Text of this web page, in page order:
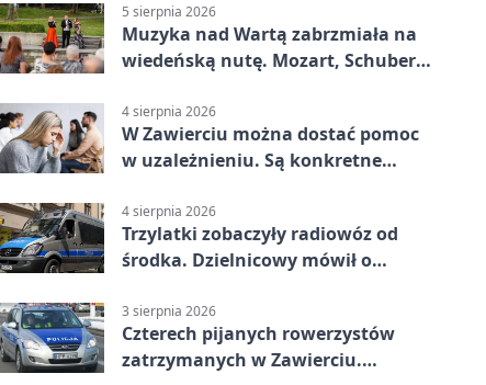
5 sierpnia 2026
Muzyka nad Wartą zabrzmiała na
wiedeńską nutę. Mozart, Schubert i
4 sierpnia 2026
W Zawierciu można dostać pomoc
w uzależnieniu. Są konkretne
4 sierpnia 2026
Trzylatki zobaczyły radiowóz od
środka. Dzielnicowy mówił o
3 sierpnia 2026
Czterech pijanych rowerzystów
zatrzymanych w Zawierciu.